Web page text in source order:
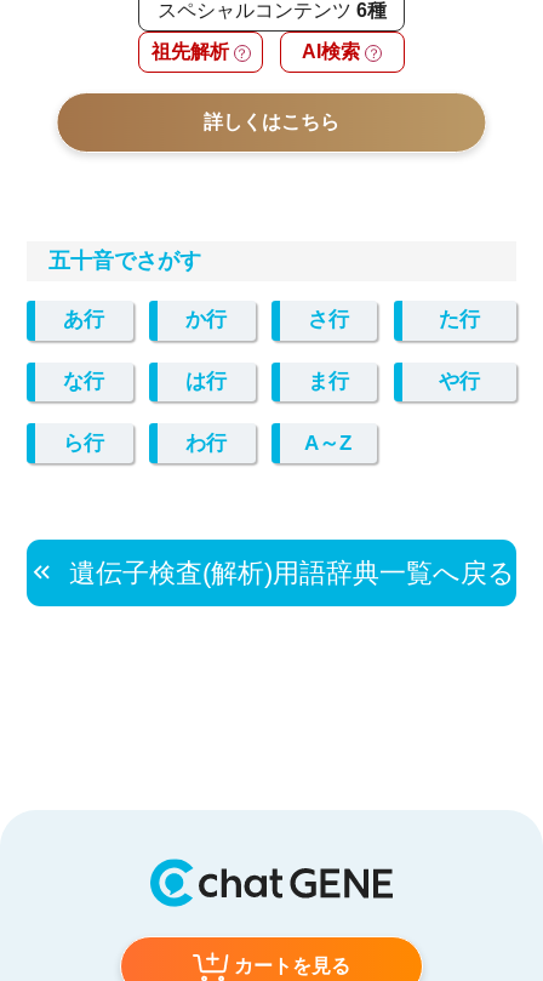
スペシャルコンテンツ 6種
祖先解析 ？ AI検索 ？
詳しくはこちら
五十音でさがす
あ行 か行 さ行 た行
な行 は行 ま行 や行
ら行 わ行 A～Z
遺伝子検査(解析)用語辞典一覧へ戻る
カートを見る